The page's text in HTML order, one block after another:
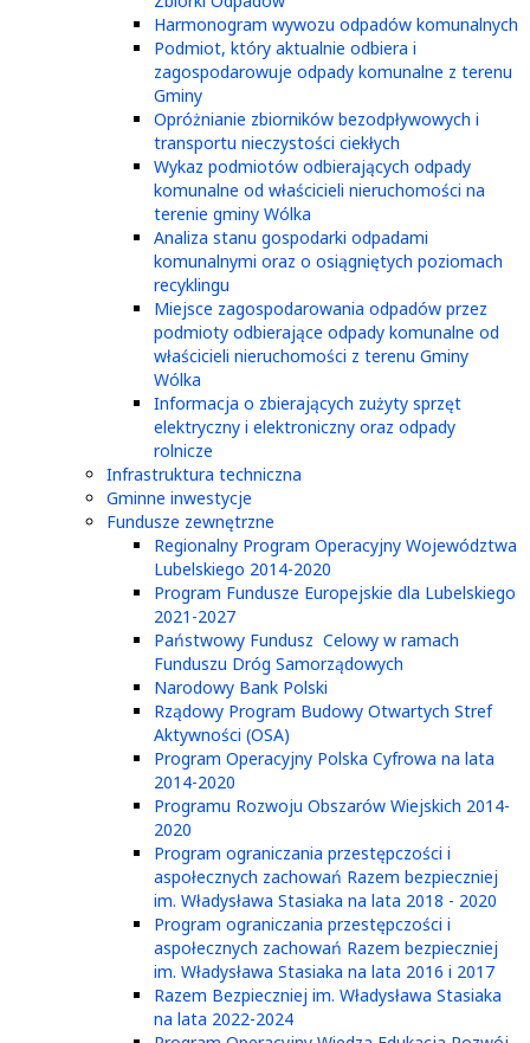
Harmonogram wywozu odpadów komunalnych
Podmiot, który aktualnie odbiera i
zagospodarowuje odpady komunalne z terenu
Gminy
Opróżnianie zbiorników bezodpływowych i
transportu nieczystości ciekłych
Wykaz podmiotów odbierających odpady
komunalne od właścicieli nieruchomości na
terenie gminy Wólka
Analiza stanu gospodarki odpadami
komunalnymi oraz o osiągniętych poziomach
recyklingu
Miejsce zagospodarowania odpadów przez
podmioty odbierające odpady komunalne od
właścicieli nieruchomości z terenu Gminy
Wólka
Informacja o zbierających zużyty sprzęt
elektryczny i elektroniczny oraz odpady
rolnicze
Infrastruktura techniczna
Gminne inwestycje
Fundusze zewnętrzne
Regionalny Program Operacyjny Województwa
Lubelskiego 2014-2020
Program Fundusze Europejskie dla Lubelskiego
2021-2027
Państwowy Fundusz Celowy w ramach
Funduszu Dróg Samorządowych
Narodowy Bank Polski
Rządowy Program Budowy Otwartych Stref
Aktywności (OSA)
Program Operacyjny Polska Cyfrowa na lata
2014-2020
Programu Rozwoju Obszarów Wiejskich 2014-
2020
Program ograniczania przestępczości i
aspołecznych zachowań Razem bezpieczniej
im. Władysława Stasiaka na lata 2018 - 2020
Program ograniczania przestępczości i
aspołecznych zachowań Razem bezpieczniej
im. Władysława Stasiaka na lata 2016 i 2017
Razem Bezpieczniej im. Władysława Stasiaka
na lata 2022-2024